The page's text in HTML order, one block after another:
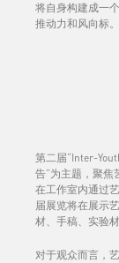
将自身构建成一
推动力和风向标。
第二届“Inter-
告”为主题，聚焦
在工作室内通过
届展览将在展示
材、手稿、实验材
对于观众而言，